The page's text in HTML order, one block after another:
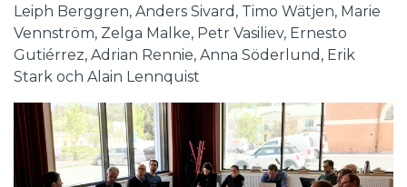
Leiph Berggren, Anders Sivard, Timo Wätjen, Marie
Vennström, Zelga Malke, Petr Vasiliev, Ernesto
Gutiérrez, Adrian Rennie, Anna Söderlund, Erik
Stark och Alain Lennquist